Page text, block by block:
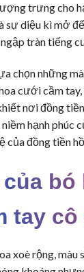
trưng cho
sự diệu kì mở
tràn tiếng
chọn những
cưới cầm
nơi đồng
hạnh phúc
của đồng tiền
bó
tay cô
xoè rộng,